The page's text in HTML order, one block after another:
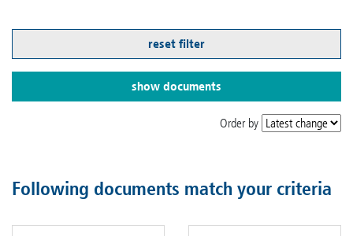
reset filter
show documents
Order by
Following documents match your criteria